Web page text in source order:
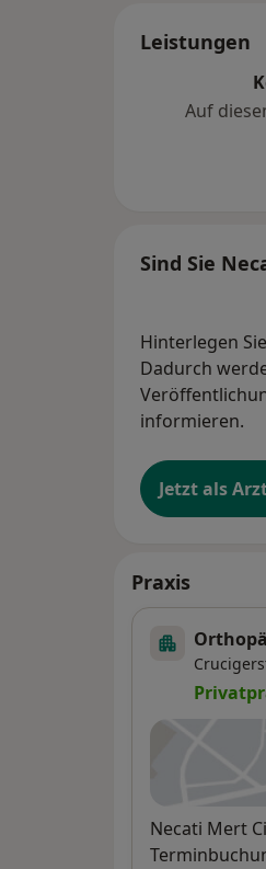
Leistungen
Auf
Sind Sie
Hinterlegen
Dadurch
informieren.
Jetzt als
Praxis
Necati Mert